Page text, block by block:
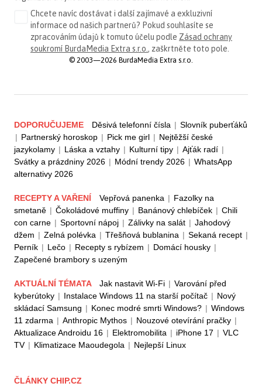
Chcete navíc dostávat i další zajímavé a exkluzivní
informace od našich partnerů? Pokud souhlasíte se
zpracováním údajů k tomuto účelu podle Zásad ochrany
soukromí BurdaMedia Extra s.r.o. , zaškrtněte toto pole.
© 2003—2026 BurdaMedia Extra s.r.o.
DOPORUČUJEME Děsivá telefonní čísla | Slovník puberťáků
| Partnerský horoskop | Pick me girl | Nejtěžší české
jazykolamy | Láska a vztahy | Kulturní tipy | Ajťák radí |
Svátky a prázdniny 2026 | Módní trendy 2026 | WhatsApp
alternativy 2026
RECEPTY A VAŘENÍ Vepřová panenka | Fazolky na
smetaně | Čokoládové muffiny | Banánový chlebíček | Chili
con carne | Sportovní nápoj | Zálivky na salát | Jahodový
džem | Zelná polévka | Třešňová bublanina | Sekaná recept |
Perník | Lečo | Recepty s rybízem | Domácí housky |
Zapečené brambory s uzeným
AKTUÁLNÍ TÉMATA Jak nastavit Wi-Fi | Varování před
kyberútoky | Instalace Windows 11 na starší počítač | Nový
skládací Samsung | Konec modré smrti Windows? | Windows
11 zdarma | Anthropic Mythos | Nouzové otevírání pračky |
Aktualizace Androidu 16 | Elektromobilita | iPhone 17 | VLC
TV | Klimatizace Maoudegola | Nejlepší Linux
ČLÁNKY CHIP.CZ